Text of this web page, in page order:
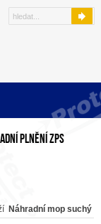
Náhradní mop suchý
plnění ZPS